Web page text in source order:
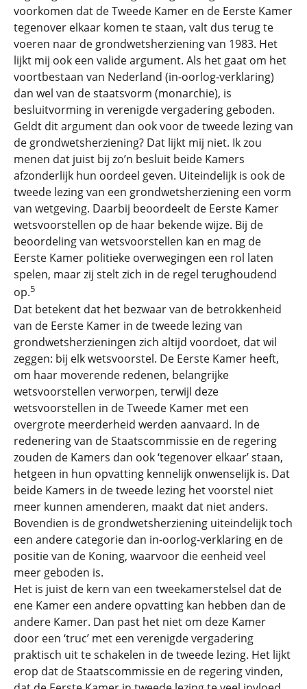
voorkomen dat de Tweede Kamer en de Eerste Kamer
tegenover elkaar komen te staan, valt dus terug te
voeren naar de grondwetsherziening van 1983. Het
lijkt mij ook een valide argument. Als het gaat om het
voortbestaan van Nederland (in-oorlog-verklaring)
dan wel van de staatsvorm (monarchie), is
besluitvorming in verenigde vergadering geboden.
Geldt dit argument dan ook voor de tweede lezing van
de grondwetsherziening? Dat lijkt mij niet. Ik zou
menen dat juist bij zo’n besluit beide Kamers
afzonderlijk hun oordeel geven. Uiteindelijk is ook de
tweede lezing van een grondwetsherziening een vorm
van wetgeving. Daarbij beoordeelt de Eerste Kamer
wetsvoorstellen op de haar bekende wijze. Bij de
beoordeling van wetsvoorstellen kan en mag de
Eerste Kamer politieke overwegingen een rol laten
spelen, maar zij stelt zich in de regel terughoudend
op.5
Dat betekent dat het bezwaar van de betrokkenheid
van de Eerste Kamer in de tweede lezing van
grondwetsherzieningen zich altijd voordoet, dat wil
zeggen: bij elk wetsvoorstel. De Eerste Kamer heeft,
om haar moverende redenen, belangrijke
wetsvoorstellen verworpen, terwijl deze
wetsvoorstellen in de Tweede Kamer met een
overgrote meerderheid werden aanvaard. In de
redenering van de Staatscommissie en de regering
zouden de Kamers dan ook ‘tegenover elkaar’ staan,
hetgeen in hun opvatting kennelijk onwenselijk is. Dat
beide Kamers in de tweede lezing het voorstel niet
meer kunnen amenderen, maakt dat niet anders.
Bovendien is de grondwetsherziening uiteindelijk toch
een andere categorie dan in-oorlog-verklaring en de
positie van de Koning, waarvoor die eenheid veel
meer geboden is.
Het is juist de kern van een tweekamerstelsel dat de
ene Kamer een andere opvatting kan hebben dan de
andere Kamer. Dan past het niet om deze Kamer
door een ‘truc’ met een verenigde vergadering
praktisch uit te schakelen in de tweede lezing. Het lijkt
erop dat de Staatscommissie en de regering vinden,